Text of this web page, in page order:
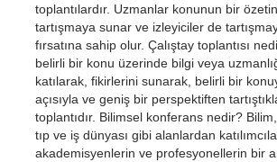
toplantılardır. Uzmanlar konunun bir
tartışmaya sunar ve izleyiciler de
fırsatına sahip olur. Çalıştay toplantısı
belirli bir konu üzerinde bilgi veya
katılarak, fikirlerini sunarak, belirli bir
açısıyla ve geniş bir perspektiften
toplantıdır. Bilimsel konferans nedir?
tıp ve iş dünyası gibi alanlardan
akademisyenlerin ve profesyonellerin bir